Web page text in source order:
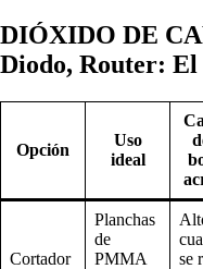
DIÓXIDO DE
Diodo, Router:
Opción
Uso
ideal
Cortador
Planchas
de
PMMA
se